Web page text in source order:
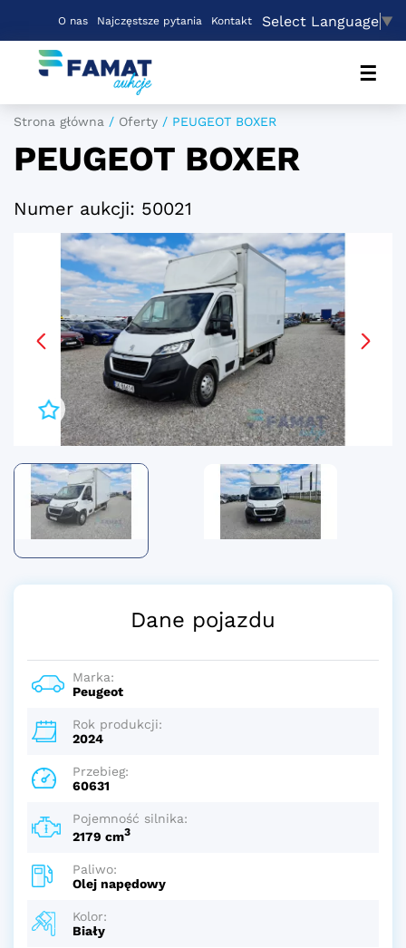
O nas Najczęstsze pytania Kontakt Select Language▼
☰
Strona główna / Oferty / PEUGEOT BOXER
PEUGEOT BOXER
Numer aukcji: 50021
Dane pojazdu
Marka:
Peugeot
Rok produkcji:
2024
Przebieg:
60631
Pojemność silnika:
2179 cm3
Paliwo:
Olej napędowy
Kolor:
Biały